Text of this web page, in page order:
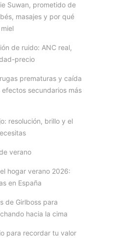
Suwan, prometido de
masajes y por qué
de ruido: ANC real,
precio
prematuras y caída
secundarios más
resolución, brillo y el
verano
hogar verano 2026:
en España
de Girlboss para
hacia la cima
para recordar tu valor